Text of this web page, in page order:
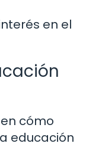
en el
cómo
educación